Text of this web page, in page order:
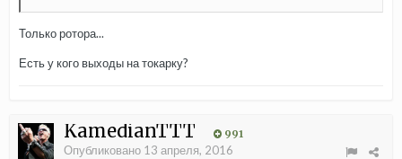
Только ротора...
Есть у кого выходы на токарку?
KamedianTTT 991
Опубликовано 13 апреля, 2016